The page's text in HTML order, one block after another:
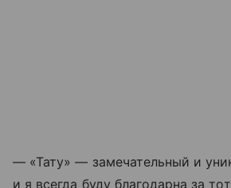
— «Тату» — замечательный и
и я всегда буду благодарна за